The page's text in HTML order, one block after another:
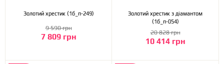
Золотий хрестик (1б_п-249)
7 809 грн
9 590 грн
Золотий хрестик з діамантом
(1б_п-054)
10 414 грн
20 828 грн